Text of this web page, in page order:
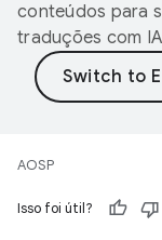
conteúdos para
traduções com
AOSP
Isso foi útil?